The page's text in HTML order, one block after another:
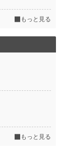
もっと見る
もっと見る